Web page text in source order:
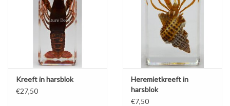
Kreeft in harsblok
€27,50
Heremietkreeft in
harsblok
€7,50